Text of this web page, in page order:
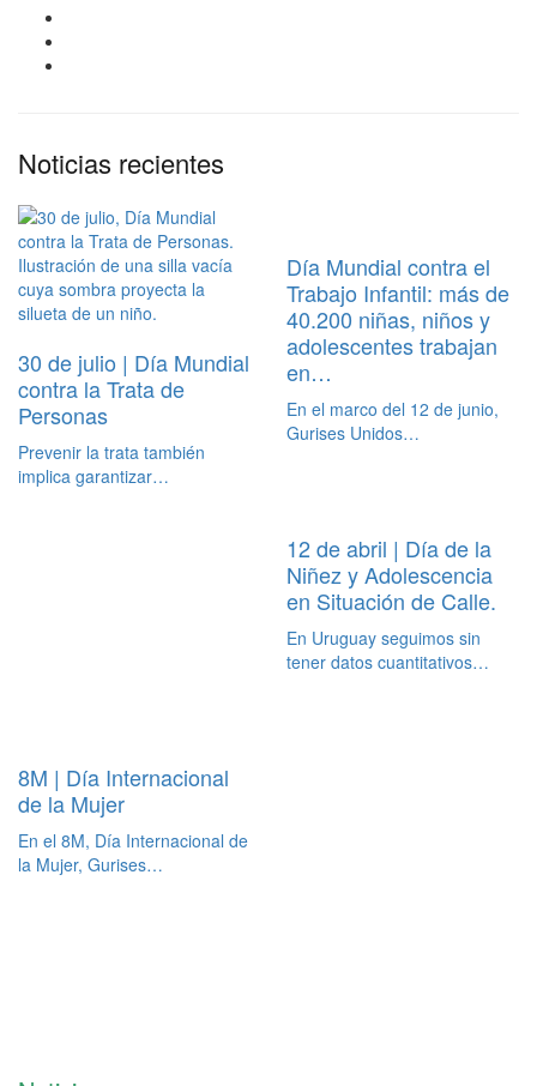
Noticias recientes
30 de julio | Día Mundial
contra la Trata de
Personas
Prevenir la trata también
implica garantizar…
Día Mundial contra el
Trabajo Infantil: más de
40.200 niñas, niños y
adolescentes trabajan
en…
En el marco del 12 de junio,
Gurises Unidos…
12 de abril | Día de la
Niñez y Adolescencia
en Situación de Calle.
En Uruguay seguimos sin
tener datos cuantitativos…
8M | Día Internacional
de la Mujer
En el 8M, Día Internacional de
la Mujer, Gurises…